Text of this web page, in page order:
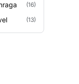
(16)
(13)